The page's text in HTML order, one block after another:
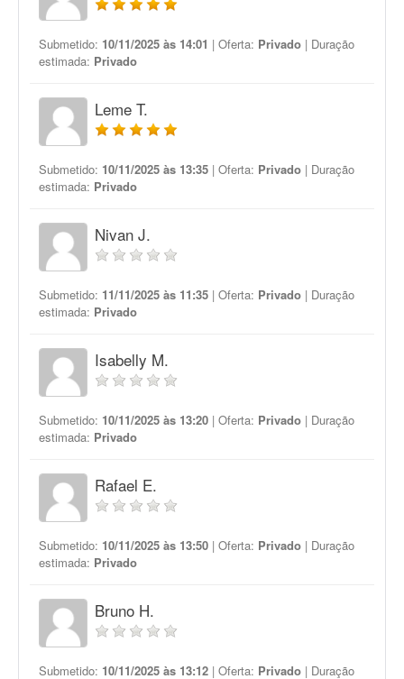
Submetido: 10/11/2025 às 14:01 | Oferta: Privado | Duração
estimada: Privado
Leme T.
Submetido: 10/11/2025 às 13:35 | Oferta: Privado | Duração
estimada: Privado
Nivan J.
Submetido: 11/11/2025 às 11:35 | Oferta: Privado | Duração
estimada: Privado
Isabelly M.
Submetido: 10/11/2025 às 13:20 | Oferta: Privado | Duração
estimada: Privado
Rafael E.
Submetido: 10/11/2025 às 13:50 | Oferta: Privado | Duração
estimada: Privado
Bruno H.
Submetido: 10/11/2025 às 13:12 | Oferta: Privado | Duração